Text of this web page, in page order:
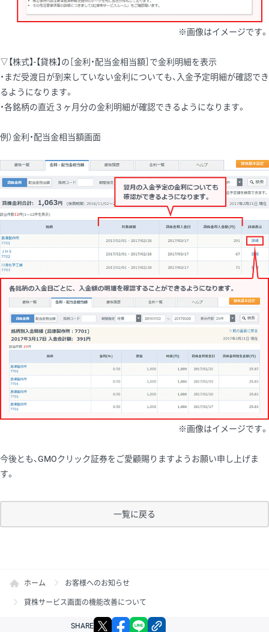
※画像はイメージです。
▽【株式】-【貸株】の［金利・配当金相当額］で金利明細を表示
・まだ受渡日が到来していない金利についても、入金予定明細が確認でき
るようになります。
・各銘柄の直近３ヶ月分の金利明細が確認できるようになります。
例）金利・配当金相当額画面
※画像はイメージです。
今後とも、GMOクリック証券をご愛顧賜りますようお願い申し上げま
す。
一覧に戻る
ホーム お客様へのお知らせ
貸株サービス画面の機能改善について
SHARE X facebook